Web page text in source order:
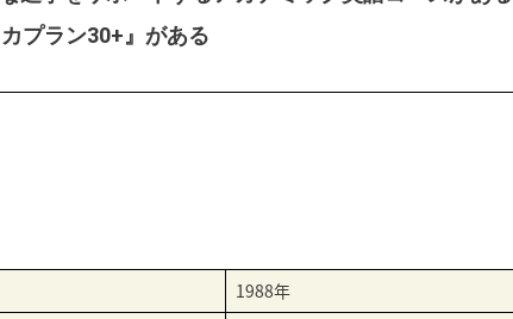
プラン30+』がある
1988年